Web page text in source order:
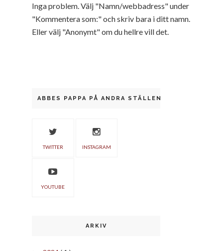
Inga problem. Välj "Namn/webbadress" under
"Kommentera som:" och skriv bara i ditt namn.
Eller välj "Anonymt" om du hellre vill det.
ABBES PAPPA PÅ ANDRA STÄLLEN
TWITTER INSTAGRAM
YOUTUBE
ARKIV